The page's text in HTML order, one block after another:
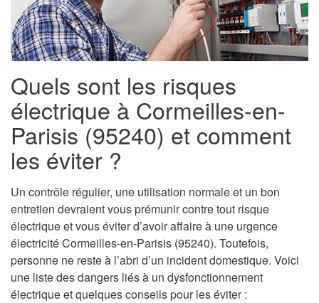
Quels sont les risques
électrique à Cormeilles-en-
Parisis (95240) et comment
les éviter ?
Un contrôle régulier, une utilisation normale et un bon
entretien devraient vous prémunir contre tout risque
électrique et vous éviter d’avoir affaire à une urgence
électricité Cormeilles-en-Parisis (95240). Toutefois,
personne ne reste à l’abri d’un incident domestique. Voici
une liste des dangers liés à un dysfonctionnement
électrique et quelques conseils pour les éviter :